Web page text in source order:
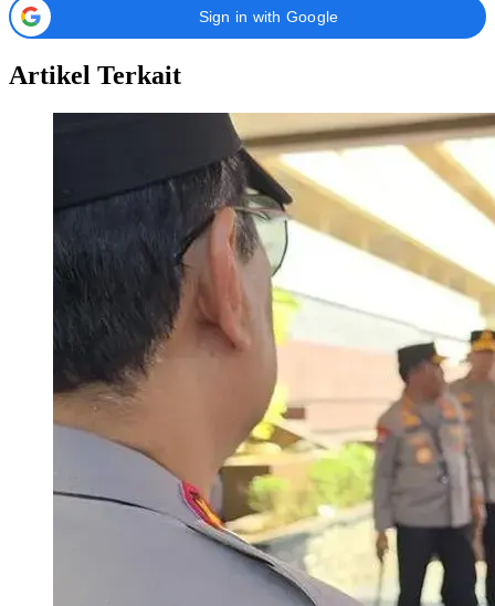
Sign in with Google
Artikel Terkait